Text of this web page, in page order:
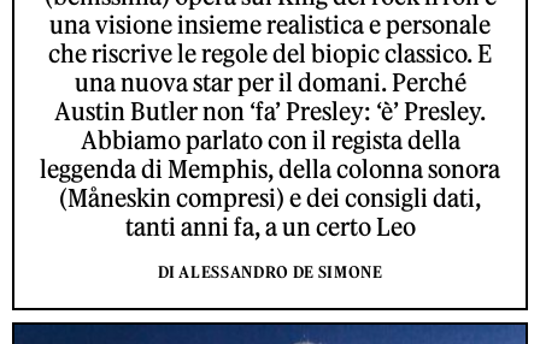
una visione insieme realistica e personale
che riscrive le regole del biopic classico. E
una nuova star per il domani. Perché
Austin Butler non ‘fa’ Presley: ‘è’ Presley.
Abbiamo parlato con il regista della
leggenda di Memphis, della colonna sonora
(Måneskin compresi) e dei consigli dati,
tanti anni fa, a un certo Leo
DI ALESSANDRO DE SIMONE